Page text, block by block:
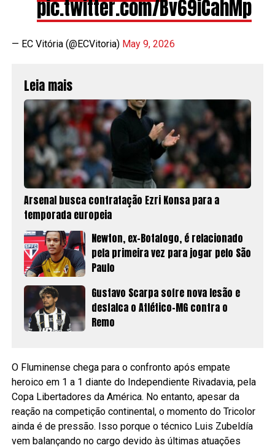
pic.twitter.com/Bv69iCahMp
— EC Vitória (@ECVitoria) May 9, 2026
Leia mais
Arsenal busca contratação Ezri Konsa para a
temporada europeia
Newton, ex-Botafogo, é relacionado
pela primeira vez para jogar pelo São
Paulo
Gustavo Scarpa sofre nova lesão e
desfalca o Atlético-MG contra o
Remo
O Fluminense chega para o confronto após empate
heroico em 1 a 1 diante do Independiente Rivadavia, pela
Copa Libertadores da América. No entanto, apesar da
reação na competição continental, o momento do Tricolor
ainda é de pressão. Isso porque o técnico Luis Zubeldía
vem balançando no cargo devido às últimas atuações